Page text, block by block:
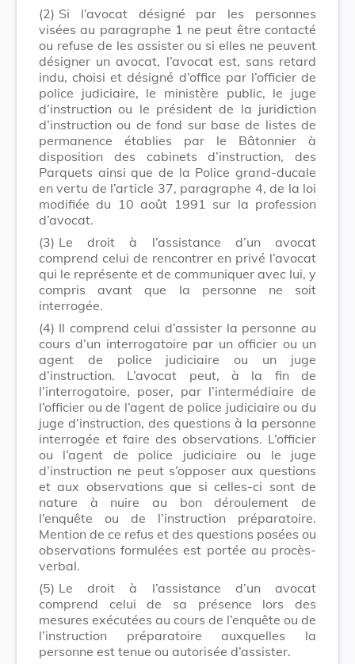
(2) Si l’avocat désigné par les personnes
visées au paragraphe 1 ne peut être contacté
ou refuse de les assister ou si elles ne peuvent
désigner un avocat, l’avocat est, sans retard
indu, choisi et désigné d’office par l’officier de
police judiciaire, le ministère public, le juge
d’instruction ou le président de la juridiction
d’instruction ou de fond sur base de listes de
permanence établies par le Bâtonnier à
disposition des cabinets d’instruction, des
Parquets ainsi que de la Police grand-ducale
en vertu de l’article 37, paragraphe 4, de la loi
modifiée du 10 août 1991 sur la profession
d’avocat.
(3) Le droit à l’assistance d’un avocat
comprend celui de rencontrer en privé l’avocat
qui le représente et de communiquer avec lui, y
compris avant que la personne ne soit
interrogée.
(4) Il comprend celui d’assister la personne au
cours d’un interrogatoire par un officier ou un
agent de police judiciaire ou un juge
d’instruction. L’avocat peut, à la fin de
l’interrogatoire, poser, par l’intermédiaire de
l’officier ou de l’agent de police judiciaire ou du
juge d’instruction, des questions à la personne
interrogée et faire des observations. L’officier
ou l’agent de police judiciaire ou le juge
d’instruction ne peut s’opposer aux questions
et aux observations que si celles-ci sont de
nature à nuire au bon déroulement de
l’enquête ou de l’instruction préparatoire.
Mention de ce refus et des questions posées ou
observations formulées est portée au procès-
verbal.
(5) Le droit à l’assistance d’un avocat
comprend celui de sa présence lors des
mesures exécutées au cours de l’enquête ou de
l’instruction préparatoire auxquelles la
personne est tenue ou autorisée d’assister.